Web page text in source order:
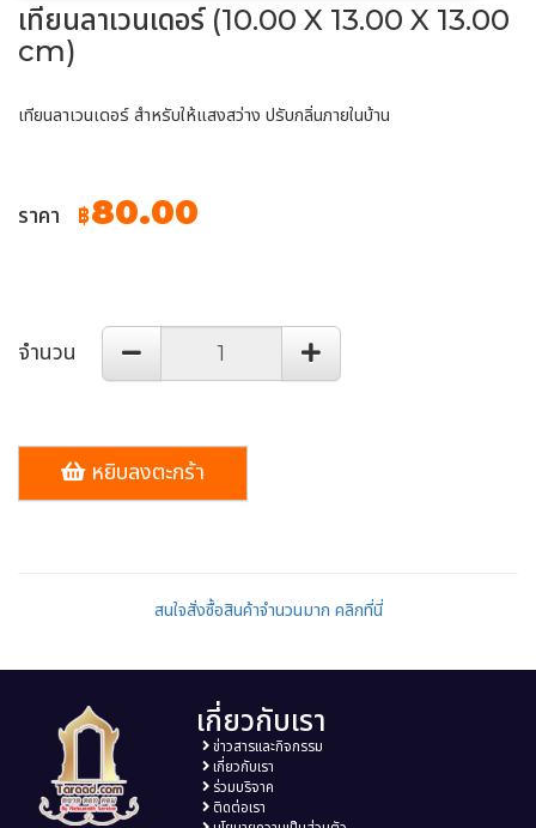
เทียนลาเวนเดอร์ (10.00 X 13.00 X 13.00
cm)
เทียนลาเวนเดอร์ สำหรับให้แสงสว่าง ปรับกลิ่นภายในบ้าน
ราคา ฿80.00
จำนวน
หยิบลงตะกร้า
สนใจสั่งซื้อสินค้าจำนวนมาก คลิกที่นี่
เกี่ยวกับเรา
ข่าวสารและกิจกรรม
เกี่ยวกับเรา
ร่วมบริจาค
ติดต่อเรา